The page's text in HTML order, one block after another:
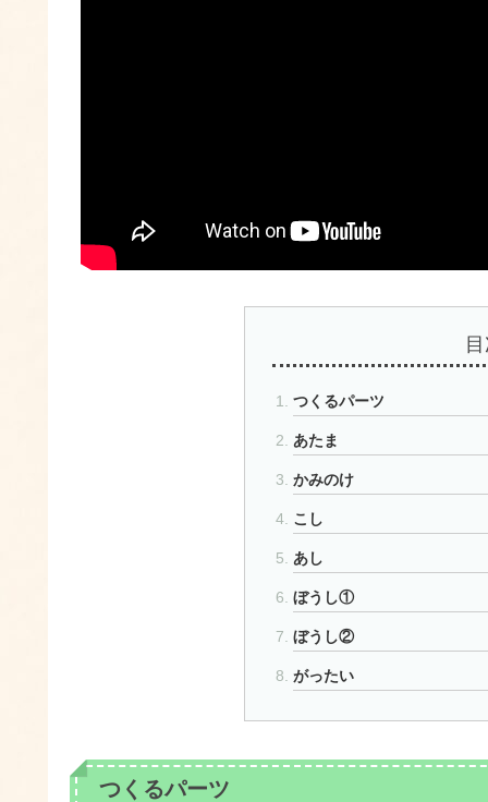
つくるパーツ
あたま
かみのけ
こし
あし
ぼうし①
ぼうし②
がったい
つくるパーツ